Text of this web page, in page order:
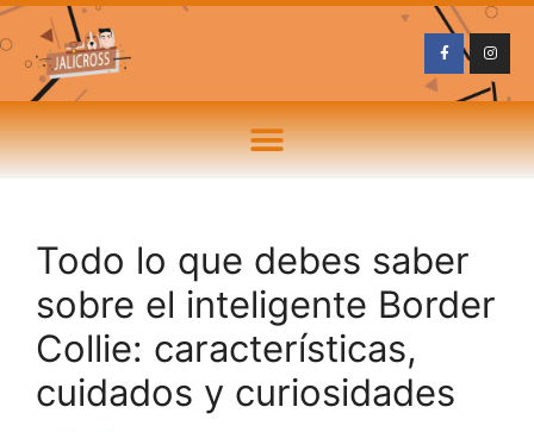
Todo lo que debes saber
sobre el inteligente Border
Collie: características,
cuidados y curiosidades